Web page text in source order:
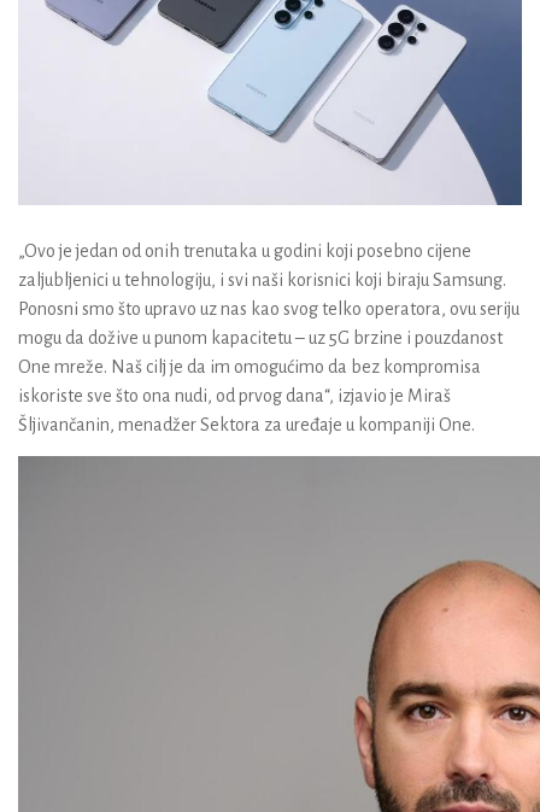
„Ovo je jedan od onih trenutaka u godini koji posebno cijene
zaljubljenici u tehnologiju, i svi naši korisnici koji biraju Samsung.
Ponosni smo što upravo uz nas kao svog telko operatora, ovu seriju
mogu da dožive u punom kapacitetu – uz 5G brzine i pouzdanost
One mreže. Naš cilj je da im omogućimo da bez kompromisa
iskoriste sve što ona nudi, od prvog dana“, izjavio je Miraš
Šljivančanin, menadžer Sektora za uređaje u kompaniji One.